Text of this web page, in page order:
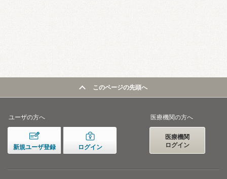
このページの先頭へ
ユーザの方へ
新規ユーザ登録 ログイン
医療機関の方へ
医療機関
ログイン